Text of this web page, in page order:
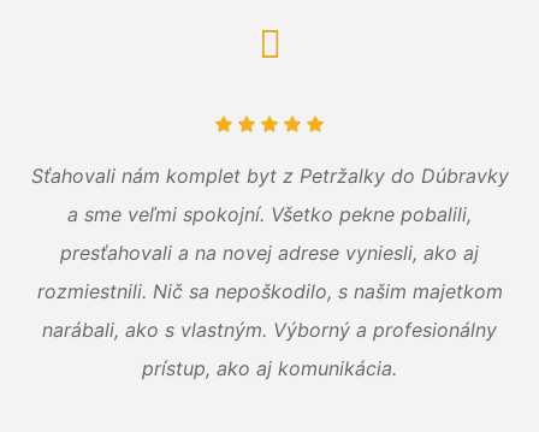
Sťahovali nám komplet byt z Petržalky do Dúbravky
a sme veľmi spokojní. Všetko pekne pobalili,
presťahovali a na novej adrese vyniesli, ako aj
rozmiestnili. Nič sa nepoškodilo, s našim majetkom
narábali, ako s vlastným. Výborný a profesionálny
prístup, ako aj komunikácia.